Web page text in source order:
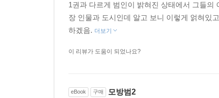
미야베 미유키의 관심은 범인을 찾아내는 것에
휩쓸리는 현대의 비극을 적나라하게 그려내고 있
심약하다면 책을 펴지 마라. 이 작품은 인간의 추
손에서 책을 놓을 수가 없다. 범인의 진실이 밝혀
1권과 다르게 범인이 밝혀진 상태에서 그들
장 인물과 도시인데 알고 보니 이렇게 얽혀있
하겠음. 더보기
이 리뷰가 도움이 되었나요?
eBook 구매 모방범2